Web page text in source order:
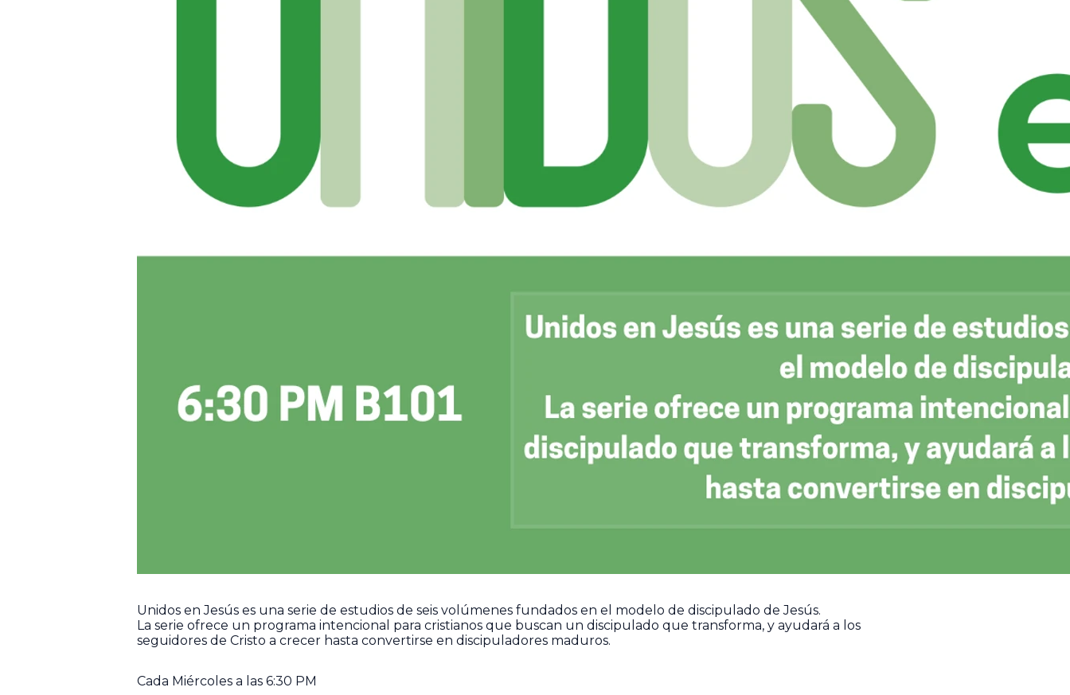
Unidos en Jesús es una serie de estudios de seis volúmenes fundados en el modelo de discipulado de Jesús.
La serie ofrece un programa intencional para cristianos que buscan un discipulado que transforma, y ayudará a los
seguidores de Cristo a crecer hasta convertirse en discipuladores maduros.
Cada Miércoles a las 6:30 PM